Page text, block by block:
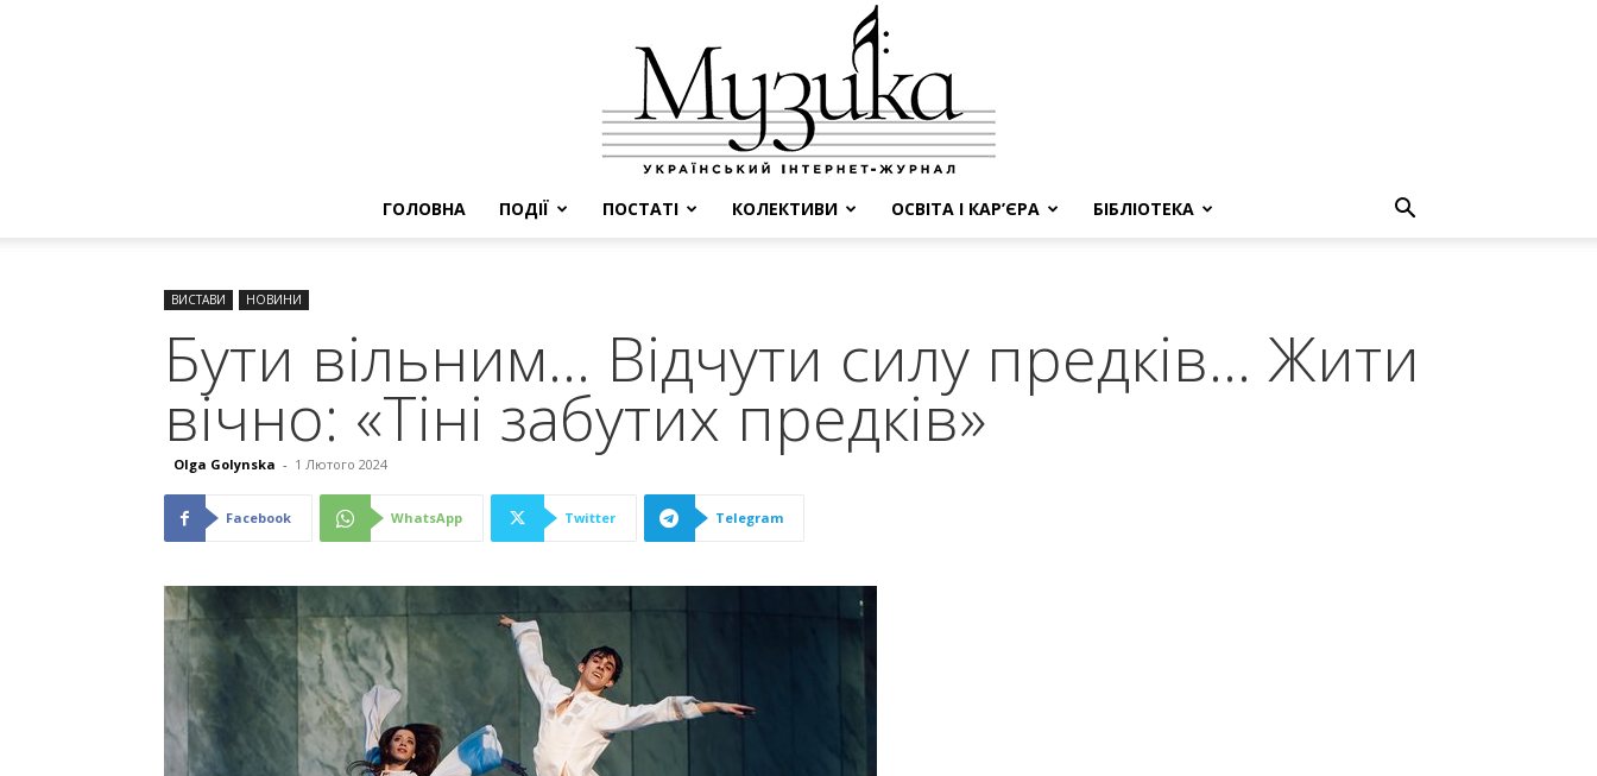
ГОЛОВНА ПОДІЇ ПОСТАТІ КОЛЕКТИВИ ОСВІТА І КАР’ЄРА БІБЛІОТЕКА
ВИСТАВИ НОВИНИ
Бути вільним… Відчути силу предків… Жити
вічно: «Тіні забутих предків»
Olga Golynska - 1 Лютого 2024
Facebook WhatsApp Twitter Telegram